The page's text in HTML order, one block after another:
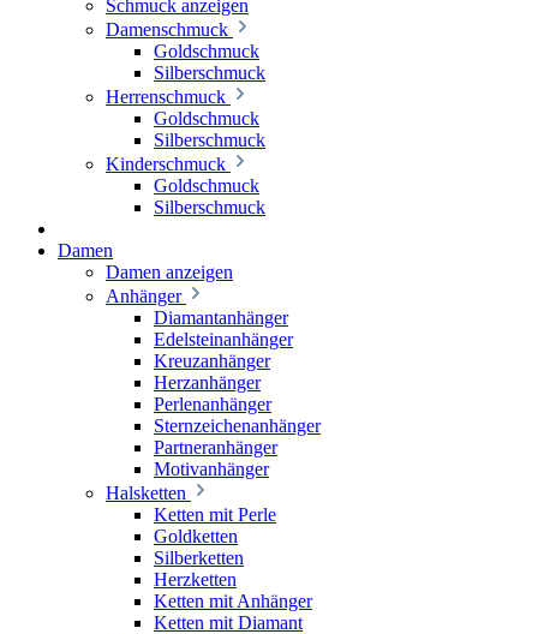
Schmuck anzeigen
Damenschmuck
Goldschmuck
Silberschmuck
Herrenschmuck
Goldschmuck
Silberschmuck
Kinderschmuck
Goldschmuck
Silberschmuck
Damen
Damen anzeigen
Anhänger
Diamantanhänger
Edelsteinanhänger
Kreuzanhänger
Herzanhänger
Perlenanhänger
Sternzeichenanhänger
Partneranhänger
Motivanhänger
Halsketten
Ketten mit Perle
Goldketten
Silberketten
Herzketten
Ketten mit Anhänger
Ketten mit Diamant